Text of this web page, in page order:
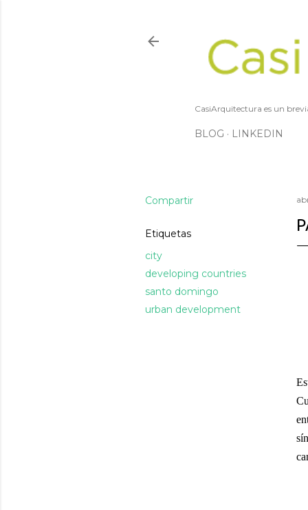
CasiArquitectura es un
BLOG LINKEDIN
Compartir
Etiquetas
city
developing countries
santo domingo
urban development